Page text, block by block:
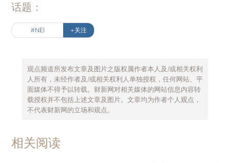
话题：
#NEI +关注
观点频道所发布文章及图片之版权属作者本人及/或相关权利
人所有，未经作者及/或相关权利人单独授权，任何网站、平
面媒体不得予以转载。财新网对相关媒体的网站信息内容转
载授权并不包括上述文章及图片。文章均为作者个人观点，
不代表财新网的立场和观点。
相关阅读